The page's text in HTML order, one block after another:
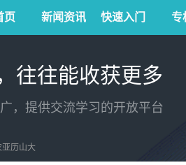
页 新闻资讯 快速入门 专
往往能收获更多
，提供交流学习的开放平台
亚历山大